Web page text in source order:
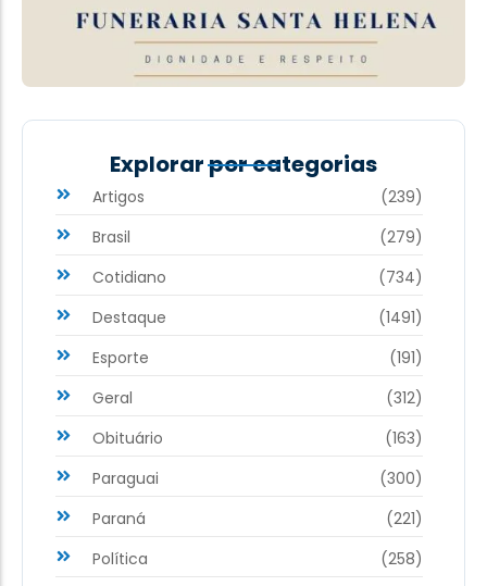
Explorar por categorias
Artigos
(239)
Brasil
(279)
Cotidiano
(734)
Destaque
(1491)
Esporte
(191)
Geral
(312)
Obituário
(163)
Paraguai
(300)
Paraná
(221)
Política
(258)